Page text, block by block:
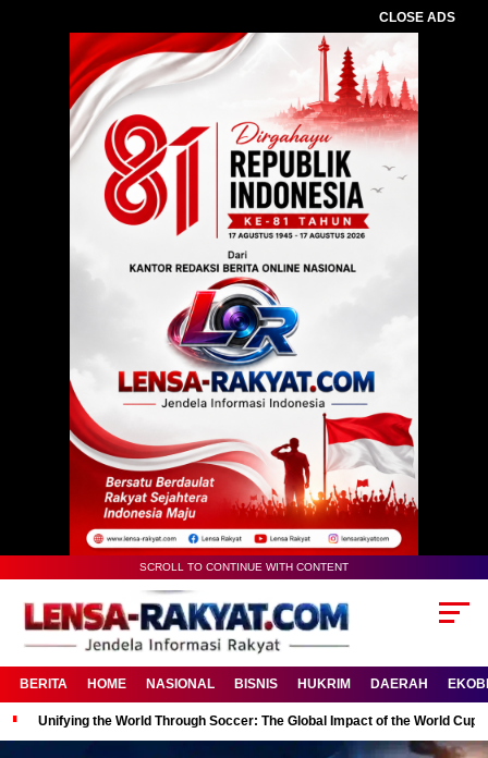
CLOSE ADS
SCROLL TO CONTINUE WITH CONTENT
BERITA HOME NASIONAL BISNIS HUKRIM DAERAH
Unifying the World Through Soccer: The Global Impact of the World Cup